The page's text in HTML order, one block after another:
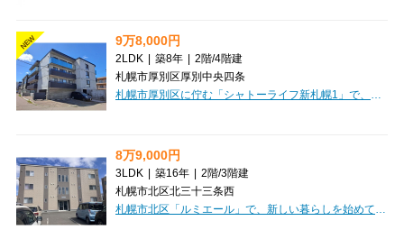
NEW 9万8,000円
2LDK | 築8年 | 2階/4階建
札幌市厚別区厚別中央四条
8万9,000円
3LDK | 築16年 | 2階/3階建
札幌市北区北三十三条西